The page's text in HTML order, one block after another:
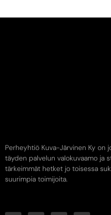
Perheyhtiö Kuva-Järvinen Ky on
täyden palvelun valokuvaamo ja
tärkeimmät hetket jo toisessa
suurimpia toimijoita.